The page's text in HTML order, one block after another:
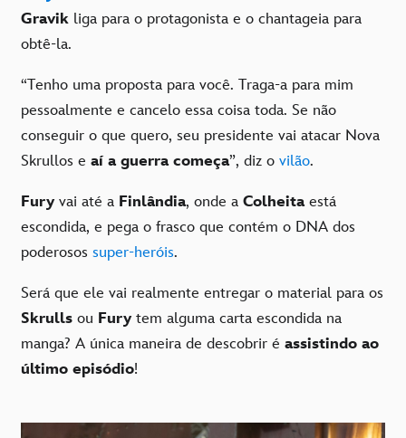
Gravik liga para o protagonista e o chantageia para
obtê-la.
“Tenho uma proposta para você. Traga-a para mim
pessoalmente e cancelo essa coisa toda. Se não
conseguir o que quero, seu presidente vai atacar Nova
Skrullos e aí a guerra começa”, diz o vilão.
Fury vai até a Finlândia, onde a Colheitaestá
escondida, e pega o frasco que contém o DNA dos
poderosos super-heróis.
Será que ele vai realmente entregar o material para os
Skrulls ou Fury tem alguma carta escondida na
manga? A única maneira de descobrir é assistindo ao
último episódio!